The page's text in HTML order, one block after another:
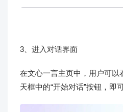
3、进入对话界面
在文心一言主页中，用户可以
天框中的“开始对话”按钮，即